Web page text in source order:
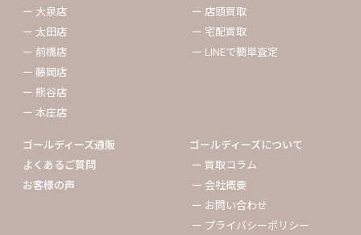
ー 大泉店
ー 太田店
ー 前橋店
ー 藤岡店
ー 熊谷店
ー 本庄店
ー 店頭買取
ー 宅配買取
ー LINEで簡単査定
ゴールディーズ通販
よくあるご質問
お客様の声
ゴールディーズについて
ー 買取コラム
ー 会社概要
ー お問い合わせ
ー プライバシーポリシー